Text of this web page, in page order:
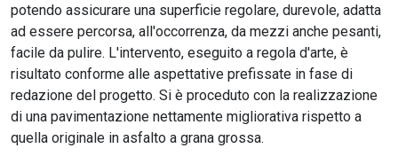
potendo assicurare una superficie regolare, durevole, adatta
ad essere percorsa, all'occorrenza, da mezzi anche pesanti,
facile da pulire. L'intervento, eseguito a regola d'arte, è
risultato conforme alle aspettative prefissate in fase di
redazione del progetto. Si è proceduto con la realizzazione
di una pavimentazione nettamente migliorativa rispetto a
quella originale in asfalto a grana grossa.